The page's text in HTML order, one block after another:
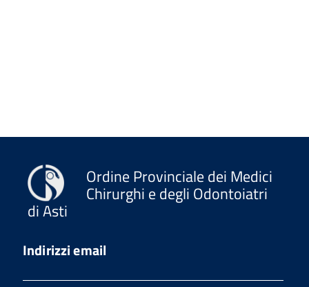
Ordine Provinciale dei Medici
Chirurghi e degli Odontoiatri
di Asti
Indirizzi email